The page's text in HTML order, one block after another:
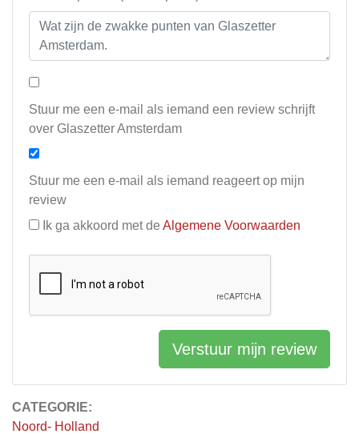
CATEGORIE:
Noord- Holland
Stuur me een e-mail als iemand een review schrijft
over Glaszetter Amsterdam
Stuur me een e-mail als iemand reageert op mijn
review
Ik ga akkoord met de Algemene Voorwaarden
Verstuur mijn review